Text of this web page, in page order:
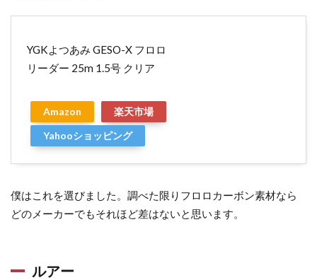
YGKよつあみ GESO-X フロロ
リーダー 25m 1.5号 クリア
Amazon
楽天市場
Yahooショッピング
僕はこれを選びました。調べた限りフロロカーボン素材なら
どのメーカーでもそれほど差はないと思います。
ルアー